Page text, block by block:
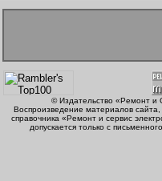
© Издательство «Ремонт
Воспроизведение материалов
справочника «Ремонт и сервис
допускается только с